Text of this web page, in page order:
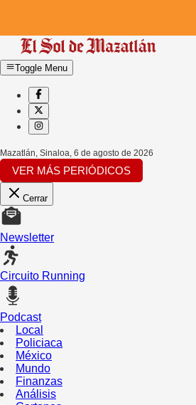
Toggle Menu
Mazatlán, Sinaloa, 6 de agosto de 2026
VER MÁS PERIÓDICOS
Cerrar
Newsletter
Circuito Running
Podcast
Local
Policiaca
México
Mundo
Finanzas
Análisis